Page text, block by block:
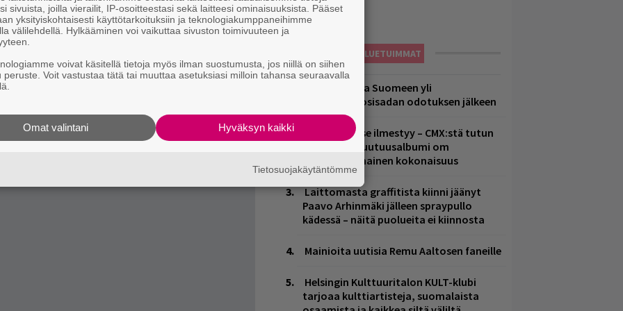
suhteen jättämät jäljet sekä
ihastuneisuus. Vaikka päättynyt
jonkinlaisia pelkoja ja huolia eroaminen
sen, etteivät ne luo säröjä tulevaan?
LUETUIMMAT
Weezer palaa Suomeen yli
neljännesvuosisadan odotuksen jälkeen
Huomenna se ilmestyy – CMX:stä tutun
A.W. Yrjänän uutuusalbumi om
mammuttimainen kokonaisuus
Laittomasta graffitista kiinni jäänyt
Paavo Arhinmäki jälleen spraypullo
kädessä – näitä puolueita ei kiinnosta
Mainioita uutisia Remu Aaltosen faneille
Helsingin Kulttuuritalon KULT-klubi
tarjoaa kulttiartisteja, suomalaista
sivuista, joilla vierailit, IP-osoitteestasi sekä laitteesi ominaisuuksista. Pääset
yksityiskohtaisesti käyttötarkoituksiin ja teknologiakumppaneihimme
välilehdellä. Hylkääminen voi vaikuttaa sivuston toimivuuteen ja
voivat käsitellä tietoja myös ilman suostumusta, jos niillä on siihen
peruste. Voit vastustaa tätä tai muuttaa asetuksiasi milloin tahansa seuraavalla
Hyväksyn kaikki
Omat valintani
Tietosuojakäytäntömme